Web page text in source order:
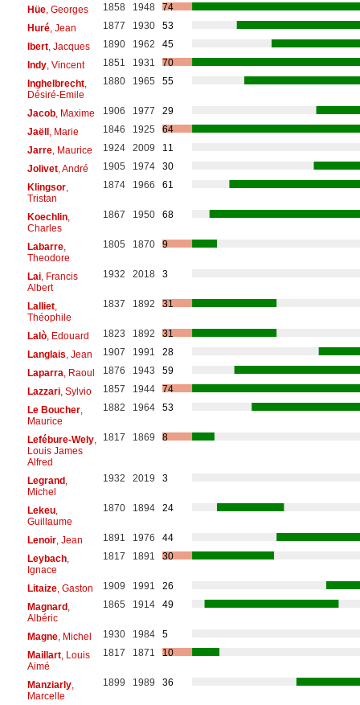
Hüe, Georges 1858 1948
74
Huré, Jean 1877 1930
53
Ibert, Jacques 1890 1962
45
Indy, Vincent 1851 1931
70
Inghelbrecht,
Désiré-Emile
1880 1965 55
Jacob, Maxime 1906 1977
29
Jaëll, Marie 1846 1925
64
Jarre, Maurice 1924 2009
11
Jolivet, André 1905 1974
30
Klingsor,
Tristan
1874 1966 61
Koechlin,
Charles
1867 1950 68
Labarre,
Theodore
1805 1870 9
Lai, Francis
Albert
1932 2018 3
Lalliet,
Théophile
1837 1892 31
Lalò, Edouard 1823 1892
31
Langlais , Jean 1907 1991
28
Laparra , Raoul 1876 1943
59
Lazzari, Sylvio 1857 1944
74
Le Boucher,
Maurice
1882 1964 53
Lefébure-Wely,
Louis James
Alfred
1817 1869 8
Legrand,
Michel
1932 2019 3
Lekeu,
Guillaume
1870 1894 24
Lenoir, Jean 1891 1976
44
Leybach,
Ignace
1817 1891 30
Litaize, Gaston 1909 1991
26
Magnard,
Albéric
1865 1914 49
Magne, Michel 1930 1984
5
Maillart, Louis
Aimé
1817 1871 10
Manziarly,
Marcelle
1899 1989 36